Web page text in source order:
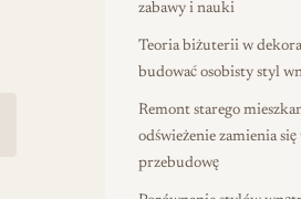
zabawy i nauki
Teoria biżuterii w
budować osobisty styl
Remont starego
odświeżenie zamienia
przebudowę